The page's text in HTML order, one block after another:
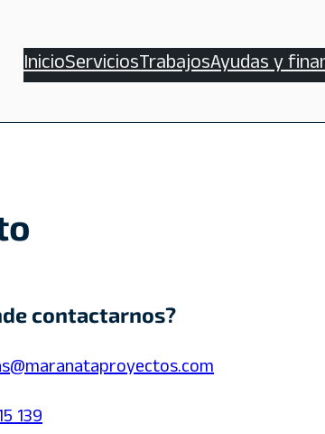
InicioServiciosTrabajosAyudas y
contactarnos?
139